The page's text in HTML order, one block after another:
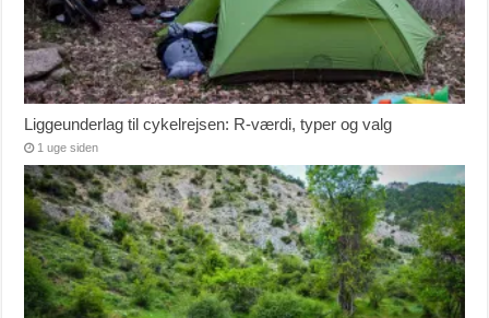
Liggeunderlag til cykelrejsen: R-værdi, typer og valg
1 uge siden